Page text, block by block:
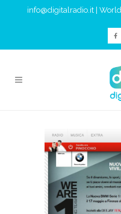
info@digitalradio.it